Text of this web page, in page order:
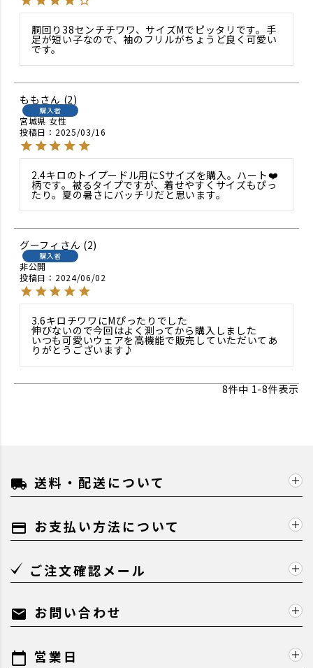
胴回り38センチチワワ、サイズMでピッタリです。手
足が短い子なので、袖のフリルがちょうど良く可愛い
です。
もも 2
購入者
宮城県 女性
投稿日
2025/03/16
2.4キロのトイプードル用にSサイズを購入。ハート❤️
柄です。被るタイプですが、着せやすくサイズもぴっ
たり。夏の暑さにバッチリだと思います。
グーフィ 2
購入者
非公開
投稿日
2024/06/02
3.6キロチワワにMぴったりでした
伸びないので今回はよく測ってから購入しました
いつも可愛いウェアを高機能で販売していただいてあ
りがとうございます♪
8件中 1-8件表示
local_shipping 送料・配送について
payment お支払い方法について
ご注文確認メール
mail お問い合わせ
calendar_today 営業日